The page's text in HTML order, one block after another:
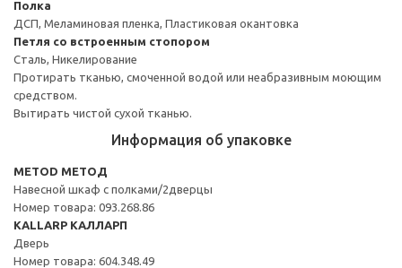
Полка
ДСП, Меламиновая пленка, Пластиковая окантовка
Петля со встроенным стопором
Сталь, Никелирование
Протирать тканью, смоченной водой или неабразивным моющим
средством.
Вытирать чистой сухой тканью.
Информация об упаковке
METOD МЕТОД
Навесной шкаф с полками/2дверцы
Номер товара: 093.268.86
KALLARP КАЛЛАРП
Дверь
Номер товара: 604.348.49